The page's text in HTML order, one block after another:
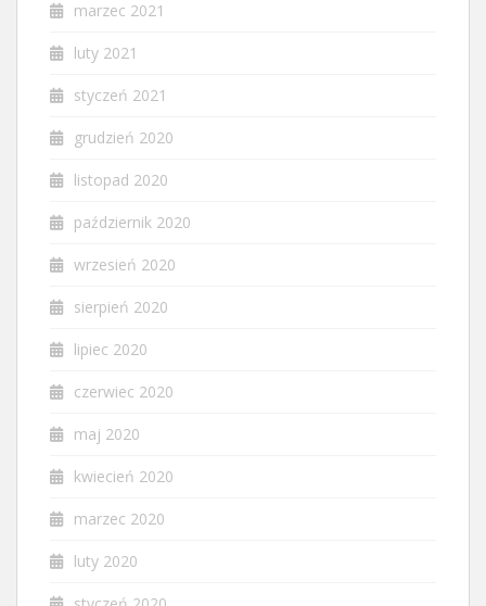
marzec 2021
luty 2021
styczeń 2021
grudzień 2020
listopad 2020
październik 2020
wrzesień 2020
sierpień 2020
lipiec 2020
czerwiec 2020
maj 2020
kwiecień 2020
marzec 2020
luty 2020